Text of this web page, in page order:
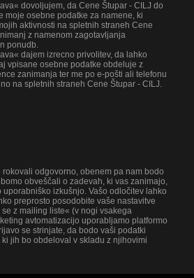
dovoljujem, da Cene Štupar - CILJ do
moje osebne podatke za namene, ki
aktivnosti na spletnih straneh Cene
z namenom zagotavljanja
ponudb.
dajem izrecno privolitev, da lahko
vpisane osebne podatke obdeluje z
zanimanja ter me po e-pošti ali telefonu
na spletnih straneh Cene Štupar - CILJ.
odgovorno, obenem pa nam bodo
obveščali o zadevah, ki vas zanimajo,
uporabniško izkušnjo. Vašo odločitev lahko
preprosto posodobite vaše nastavitve
z mailing liste« (v nogi vsakega
avtomatizacijo uporabljamo platformo
se strinjate, da bodo vaši podatki
jih bo obdeloval v skladu z njihovimi